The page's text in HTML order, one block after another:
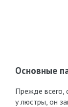
Основные
Прежде всего,
у люстры, он